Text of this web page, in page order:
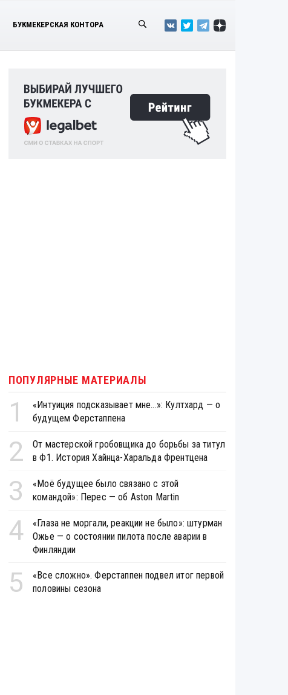
БУКМЕКЕРСКАЯ КОНТОРА
ПОПУЛЯРНЫЕ МАТЕРИАЛЫ
1
«Интуиция подсказывает мне...»: Култхард — о
будущем Ферстаппена
2
От мастерской гробовщика до борьбы за титул
в Ф1. История Хайнца-Харальда Френтцена
3
«Моё будущее было связано с этой
командой»: Перес — об Aston Martin
4
«Глаза не моргали, реакции не было»: штурман
Ожье — о состоянии пилота после аварии в
Финляндии
5
«Все сложно». Ферстаппен подвел итог первой
половины сезона